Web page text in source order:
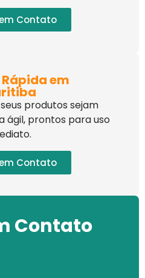
Contato
em
produtos sejam
ágil, prontos para uso
Contato
Contato